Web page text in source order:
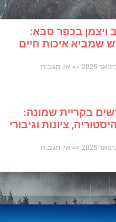
ויצמן בכפר סבא:
שמביא איכות חיים
אין תגובות
בקריית שמונה:
ציונות וגיבורי
אין תגובות